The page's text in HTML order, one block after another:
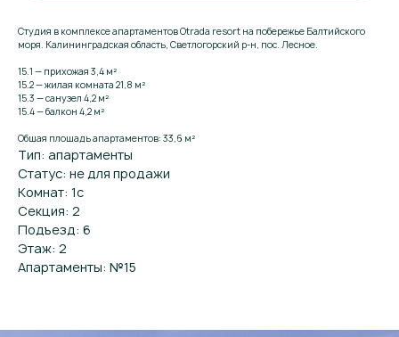
Студия в комплексе апартаментов Otrada resort на побережье Балтийского
моря. Калининградская область, Светлогорский р-н, пос. Лесное.
15.1 — прихожая 3,4 м²
15.2 — жилая комната 21,8 м²
15.3 — санузел 4,2 м²
15.4 — балкон 4,2 м²
Общая площадь апартаментов: 33,6 м²
Тип: апартаменты
Статус: не для продажи
Комнат: 1с
Секция: 2
Подъезд: 6
Этаж: 2
Апартаменты: №15
Поможем
подобрать
апартаменты
Оставьте заявку и мы расскажем о комплексе
подробнее. Поможем подобрать
и предложим выгодные условия покупки.